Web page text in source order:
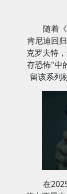
随着
肯尼迪回
克罗夫特
存恐怖"中
留该系列
在